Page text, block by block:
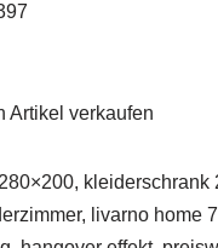
Artikel verkaufen
livarno home